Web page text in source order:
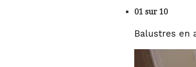
01 sur 10
Balustres en